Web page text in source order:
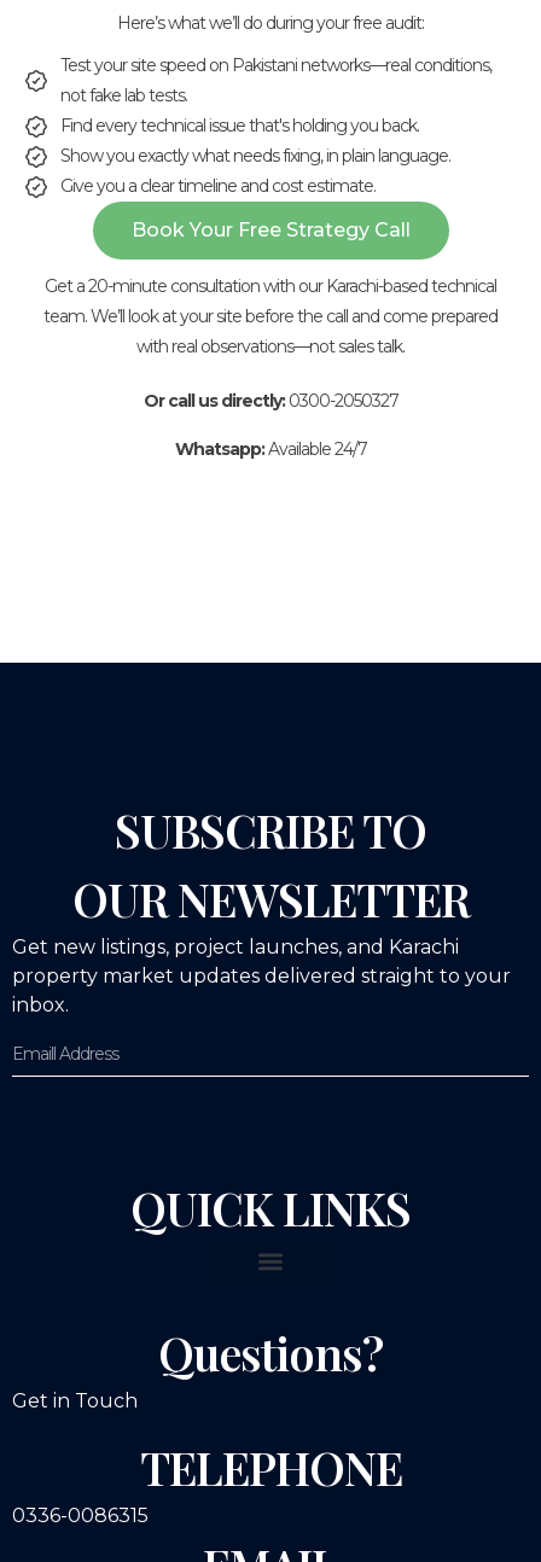
Here’s what we’ll do during your free audit:
Test your site speed on Pakistani networks—real conditions,
not fake lab tests.
Find every technical issue that's holding you back.
Show you exactly what needs fixing, in plain language.
Give you a clear timeline and cost estimate.
Book Your Free Strategy Call
Get a 20-minute consultation with our Karachi-based technical
team. We’ll look at your site before the call and come prepared
with real observations—not sales talk.
Or call us directly:0300-2050327
Whatsapp:Available 24/7
SUBSCRIBE TO
OUR NEWSLETTER
Get new listings, project launches, and Karachi
property market updates delivered straight to your
inbox.
QUICK LINKS
Questions?
Get in Touch
TELEPHONE
0336-0086315